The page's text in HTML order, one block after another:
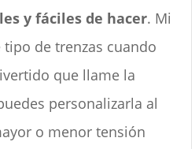
y fáciles de hacer. Mi
de trenzas cuando
que llame la
personalizarla al
o menor tensión